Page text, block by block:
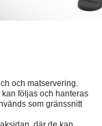
och matservering.
följas och hanteras
som gränssnitt